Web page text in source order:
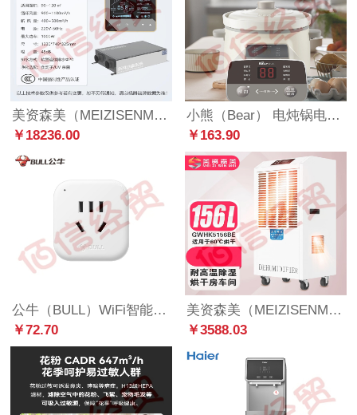
美资森美（MEIZISENMEI）双向流全热交换新风除湿抽湿一体机中央吊顶地下室防霾除潮抽湿器 RHXF900D无遥控器
￥18236.00
小熊（Bear） 电炖锅电炖盅煲汤锅燕窝炖盅炖汤锅煮粥锅BB煲 3L容量可预约多功能 白瓷内胆DDG-D30H5
￥163.90
公牛（BULL）WiFi智能插座转换器手机远程控制定时电器开关断网记忆功能插排插座接线板插线板 公牛WiFi智能插座GN-Y201G(电量统计版)
￥72.70
美资森美（MEIZISENMEI） 升温耐高温除湿机工业大功率加热烘干房食品药材木料茶叶抽湿机 耐高温GWHK5156BE
￥3588.03